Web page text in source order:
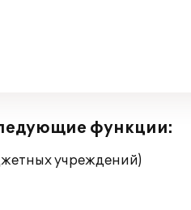
функции:
учреждений)